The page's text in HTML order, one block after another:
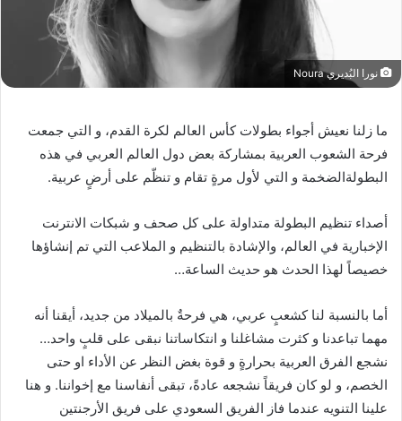
نورا البُديري Noura
ما زلنا نعيش أجواء بطولات كأس العالم لكرة القدم، و التي جمعت
فرحة الشعوب العربية بمشاركة بعض دول العالم العربي في هذه
البطولةالضخمة و التي لأول مرةٍ تقام و تنظّم على أرضٍ عربية.
أصداء تنظيم البطولة متداولة على كل صحف و شبكات الانترنت
الإخبارية في العالم، والإشادة بالتنظيم و الملاعب التي تم إنشاؤها
خصيصاً لهذا الحدث هو حديث الساعة…
أما بالنسبة لنا كشعبٍ عربي، هي فرحةٌ بالميلاد من جديد، أيقنا أنه
مهما تباعدنا و كثرت مشاغلنا و انتكاساتنا نبقى على قلبٍ واحد…
نشجع الفرق العربية بحرارةٍ و قوة بغض النظر عن الأداء او حتى
الخصم، و لو كان فريقاً نشجعه عادةً، تبقى أنفاسنا مع إخواننا. و هنا
علينا التنويه عندما فاز الفريق السعودي على فريق الأرجنتين